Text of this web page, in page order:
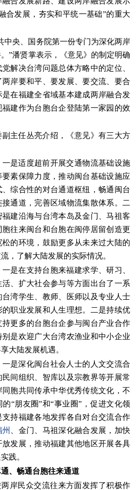
合发展，夯实和平统一基础”的重大
中央、国务院第一份专门为深化两岸
”潘贤掌表示，《意见》的制定明确
解决台湾问题总体方略中的定位、
岸要和平、要发展、要交流、要合
在福建全省域基本建成两岸融合发
建作为台胞台企登陆第一家园的效
副主任丛亮介绍，《意见》有三大方
一是适度超前开展交通物流基础设施
素保障力度，推动闽台基础设施应
综合性的对台通道枢纽，畅通闽台
通道，完善区域物流集散体系。二
建沿海与台湾本岛及金门、马祖客
往来闽台和台胞在闽停居留创造更
的环境，鼓励更多从未来过大陆的
，了解大陆发展的实际情况。
是在支持台胞来福建求学、研习、
、扩大社会参与等方面出台了一系
湾学生、教师、医师以及专业人士
职业发展和人生理想。二是持续优
更多的台胞台企参与闽台产业合作
是欢迎广大台湾农渔业和中小企业
大陆发展机遇。
一是深化闽台社会人士的人文交流合
间组织、智库以及宗教界等开展常
胞共同传承中华优秀传统文化，不
“朋友圈”和“事业圈”，促进文化领
持福建各地发挥各自对台交流合作
州
、金门、马祖深化融合发展，加快
发展，推动福建其他地区开展各具
践。
、畅通台胞往来通道
两岸民众交流往来方面发挥了积极作